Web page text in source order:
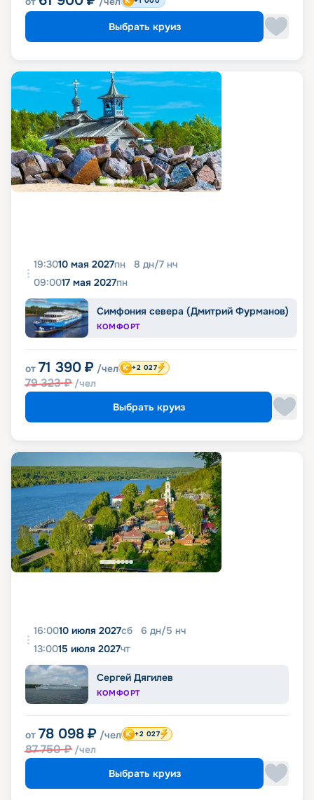
Выбрать круиз
19:3010 мая 2027пн 8 дн/7 нч
09:0017 мая 2027пн
Симфония севера (Дмитрий Фурманов)
КОМФОРТ
от 71 390 ₽ /чел
79 323₽ /чел
+2 027
Выбрать круиз
16:0010 июля 2027сб 6 дн/5 нч
13:0015 июля 2027чт
Сергей Дягилев
КОМФОРТ
от 78 098 ₽ /чел
87 750₽ /чел
+2 027
Выбрать круиз